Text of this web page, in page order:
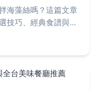
海藻絲嗎？這篇文章
技巧、經典食譜與創
你從新手變達人，享